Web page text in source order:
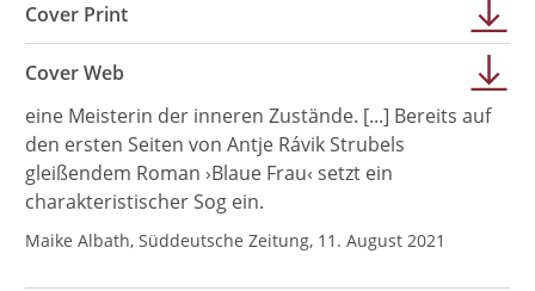
Cover Print
Cover Web
eine Meisterin der inneren Zustände. [...] Bereits auf
den ersten Seiten von Antje Rávik Strubels
gleißendem Roman ›Blaue Frau‹ setzt ein
charakteristischer Sog ein.
Maike Albath, Süddeutsche Zeitung, 11. August 2021